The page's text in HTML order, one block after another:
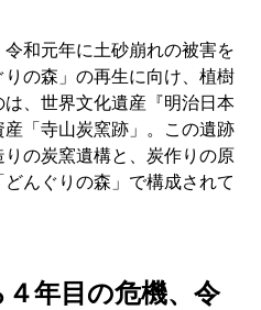
和元年に土砂崩れの被害を
の森」の再生に向け、植樹
、世界文化遺産『明治日本
「寺山炭窯跡」。この遺跡
の炭窯遺構と、炭作りの原
んぐりの森」で構成されて
年目の危機、令